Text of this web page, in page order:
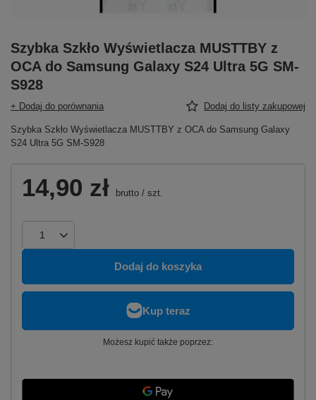
Szybka Szkło Wyświetlacza MUSTTBY z
OCA do Samsung Galaxy S24 Ultra 5G SM-
S928
+ Dodaj do porównania Dodaj do listy zakupowej
Szybka Szkło Wyświetlacza MUSTTBY z OCA do Samsung Galaxy
S24 Ultra 5G SM-S928
14,90 zł brutto / szt.
Dodaj do koszyka
Możesz kupić także poprzez: